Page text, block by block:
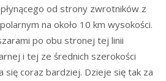
od strony zwrotników z
na około 10 km wysokości.
po obu stronej tej linii
i tej ze średnich szerokości
się coraz bardziej. Dzieje się tak za